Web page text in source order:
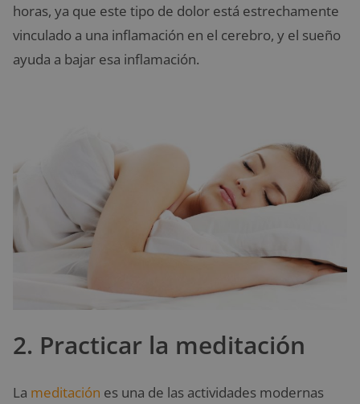
horas, ya que este tipo de dolor está estrechamente
vinculado a una inflamación en el cerebro, y el sueño
ayuda a bajar esa inflamación.
2. Practicar la meditación
La meditación es una de las actividades modernas